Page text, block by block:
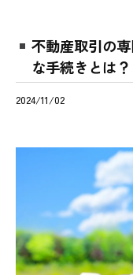
不動産取引の
な手続きとは？
2024/11/02